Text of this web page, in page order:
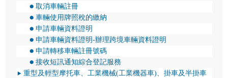
取消車輛註冊
車輛使用牌照稅的繳納
申請車輛資料證明
申請車輛資料證明-辦理跨境車輛資料證明
申請轉移車輛註冊號碼
接收短訊通知綜合登記服務
重型及輕型摩托車、工業機械(工業機器車)、掛車及半掛車